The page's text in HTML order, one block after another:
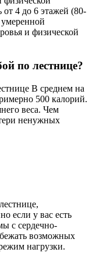
от 4 до 6 этажей (80-
и физической
по лестнице?
В среднем на
500 калорий.
веса. Чем
ненужных
если у вас есть
с сердечно-
возможных
нагрузки.